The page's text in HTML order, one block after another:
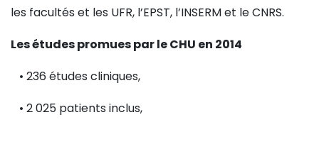
les facultés et les UFR, l’EPST, l’INSERM et le CNRS.
Les études promues par le CHU en 2014
• 236 études cliniques,
• 2 025 patients inclus,